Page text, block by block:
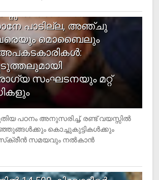
താഴെ സ്‌ക്രീന്‍
പാടില്ല, അഞ്ചു
മൊബൈലും
അപകടകാരികള്‍:
സംഘടനയും മറ്റ്
പഠനം അനുസരിച്ച്, രണ്ട് വയസ്സില്‍
കൊച്ചുകുട്ടികള്‍ക്കും
സമയവും നല്‍കാന്‍